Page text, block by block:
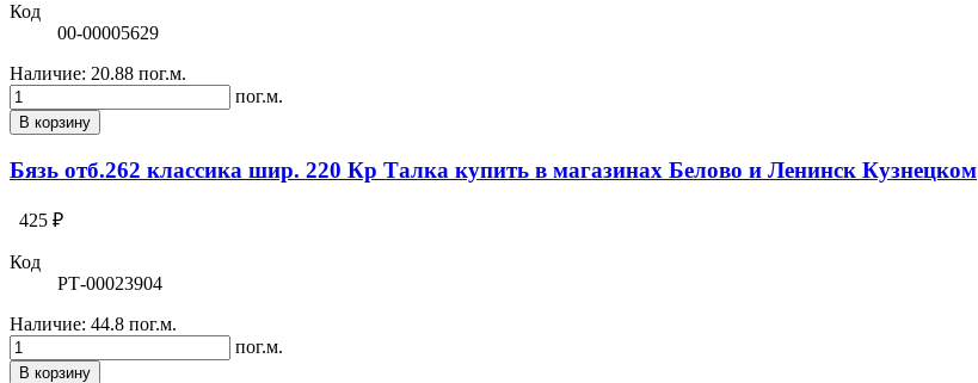
Код
00-00005629
Наличие: 20.88 пог.м.
пог.м.
В корзину
Бязь отб.262 классика шир. 220 Кр Талка купить в магазинах Белово и Ленинск Кузнецком
425 ₽
Код
РТ-00023904
Наличие: 44.8 пог.м.
пог.м.
В корзину